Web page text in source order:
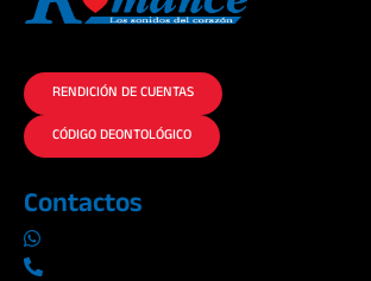
RENDICIÓN DE CUENTAS
CÓDIGO DEONTOLÓGICO
Contactos